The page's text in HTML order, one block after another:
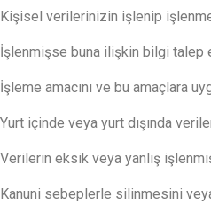
Kişisel verilerinizin işlenip
İşlenmişse buna ilişkin bilgi talep
İşleme amacını ve bu amaçlara
Yurt içinde veya yurt dışında
Verilerin eksik veya yanlış
Kanuni sebeplerle silinmesini